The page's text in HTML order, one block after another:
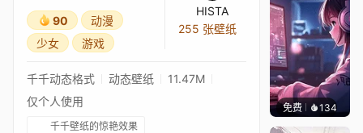
公主，4K
90
动漫
少女
游戏
HISTA
255 张壁纸
千千动态格式 动态壁纸
11.47M
仅个人使用
千千壁纸的惊艳效果
免费 134